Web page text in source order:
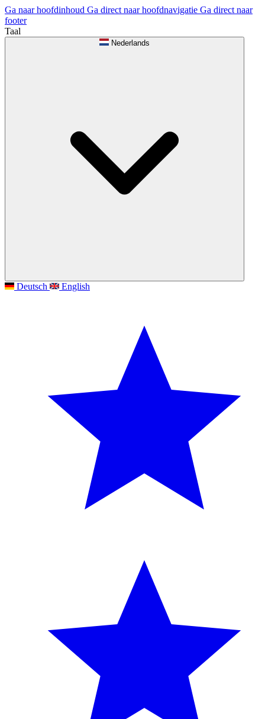
Ga naar hoofdinhoud Ga direct naar hoofdnavigatie Ga direct naar
footer
Taal
Nederlands
Deutsch English